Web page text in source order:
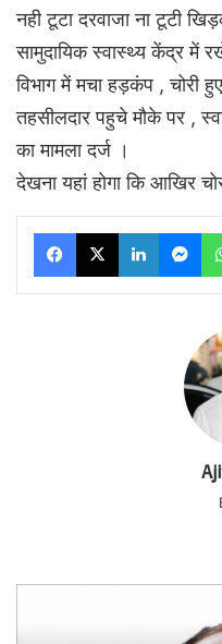
नही टूटा दरवाजा ना टूटी
सामुदायिक स्वास्थ्य केंद्र में
विभाग में मचा हड़कंप , चोरी
तहसीलदार पहुचे मौके पर ,
का मामला दर्ज ।
देखना यहां होगा कि आखिर
Facebook
X LinkedIn